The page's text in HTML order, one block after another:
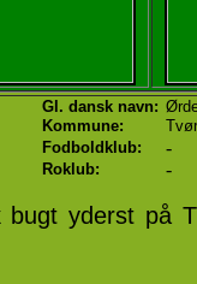
Gl. dansk navn:
Kommune:
Fodboldklub: -
Roklub: -
yderst på